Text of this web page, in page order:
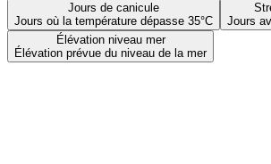
Jours de canicule
Jours où la température dépasse 35°C
Jours
Élévation niveau mer
Élévation prévue du niveau de la mer